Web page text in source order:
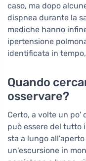
caso, ma dopo
dispnea durante la
mediche hanno
ipertensione
identificata in
Quando
osservare?
Certo, a volte un po'
può essere del tutto
sta a lungo
un'escursione in